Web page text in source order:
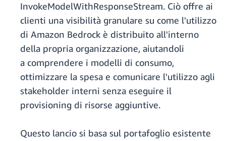
InvokeModelWithResponseStream. Ciò offre ai
clienti una visibilità granulare su come l'utilizzo
di Amazon Bedrock è distribuito all'interno
della propria organizzazione, aiutandoli
a comprendere i modelli di consumo,
ottimizzare la spesa e comunicare l'utilizzo agli
stakeholder interni senza eseguire il
provisioning di risorse aggiuntive.
Questo lancio si basa sul portafoglio esistente